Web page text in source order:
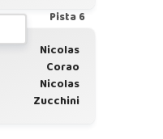
Pista 6
Nicolas
Corao
Nicolas
Zucchini